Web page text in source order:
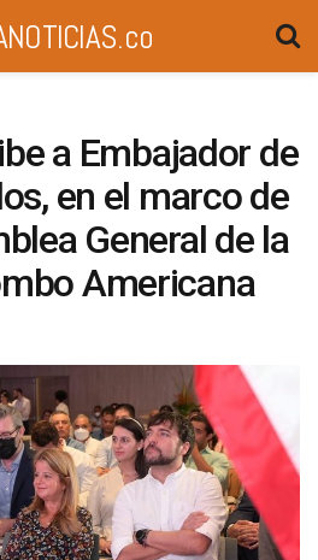
a Embajador de
en el marco de
General de la
Americana